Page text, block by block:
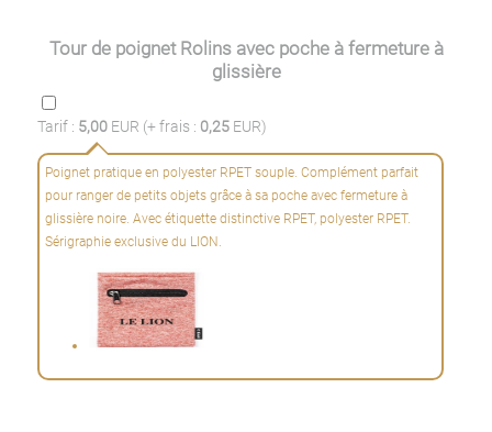
Tour de poignet Rolins avec poche à fermeture à
glissière
Tarif : 5,00 EUR (+ frais : 0,25 EUR)
Poignet pratique en polyester RPET souple. Complément parfait
pour ranger de petits objets grâce à sa poche avec fermeture à
glissière noire. Avec étiquette distinctive RPET, polyester RPET.
Sérigraphie exclusive du LION.